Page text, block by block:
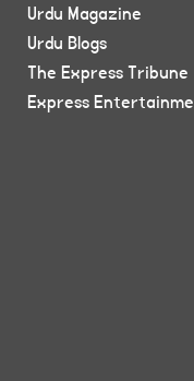
Urdu Magazine
Urdu Blogs
The Express Tribune
Express